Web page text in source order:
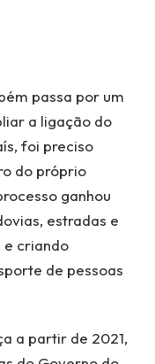
passa por um
a ligação do
foi preciso
do próprio
ganhou
estradas e
e criando
de pessoas
a partir de 2021,